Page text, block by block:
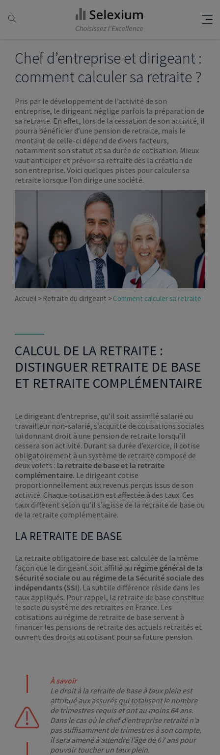
Chef d’entreprise et dirigeant :
comment calculer sa retraite ?
Pris par le développement de l’activité de son
entreprise, le dirigeant néglige parfois la préparation de
sa retraite. En effet, lors de la cessation de son activité, il
pourra bénéficier d’une pension de retraite, mais le
montant de celle-ci dépend de divers facteurs,
notamment son statut et sa durée de cotisation. Mieux
vaut anticiper et prévoir sa retraite dès la création de
son entreprise. Voici quelques pistes pour calculer sa
retraite lorsque l’on dirige une société.
Accueil Retraite du dirigeant Comment calculer sa retraite
CALCUL DE LA RETRAITE :
DISTINGUER RETRAITE DE BASE
ET RETRAITE COMPLÉMENTAIRE
Le dirigeant d’entreprise, qu’il soit assimilé salarié ou
travailleur non-salarié, s’acquitte de cotisations sociales
lui donnant droit à une pension de retraite lorsqu’il
cessera son activité. Durant sa durée d’exercice, il cotise
obligatoirement à un système de retraite composé de
deux volets : la retraite de base et la retraite
complémentaire. Le dirigeant cotise
proportionnellement aux revenus perçus issus de son
activité. Chaque cotisation est affectée à des taux. Ces
taux diffèrent selon qu’il s’agisse de la retraite de base ou
de la retraite complémentaire.
LA RETRAITE DE BASE
La retraite obligatoire de base est calculée de la même
façon que le dirigeant soit affilié au régime général de la
Sécurité sociale ou au régime de la Sécurité sociale des
indépendants (SSI). La subtile différence réside dans les
taux appliqués. Pour rappel, la retraite de base constitue
le socle du système des retraites en France. Les
cotisations au régime de retraite de base servent à
financer les pensions de retraite des actuels retraités et
ouvrent des droits au cotisant pour sa future pension.
À savoir
Le droit à la retraite de base à taux plein est
attribué aux assurés qui totalisent le nombre
de trimestres requis et ont au moins 64 ans.
Dans le cas où le chef d’entreprise retraité n’a
pas suffisamment de trimestres à son compte,
il sera amené à attendre l’âge de 67 ans pour
pouvoir toucher un taux plein.